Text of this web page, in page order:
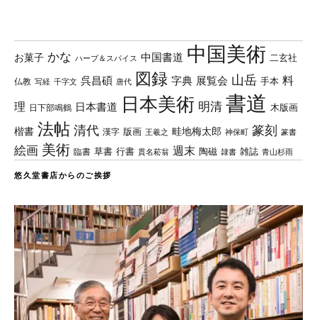
お菓子 かな ハーブ＆スパイス 中国書道 中国美術 二玄社
仏教 写経 千字文 呉昌碩 唐代 図録 字典 展覧会 山岳 手本 料
理 日下部鳴鶴 日本書道 日本美術 明清 書道 木版画
楷書 法帖 清代 漢字 版画 王羲之 畦地梅太郎 神保町 篆刻 篆書
絵画 美術 臨書 草書 行書 貫名菘翁 週末 陶磁 隷書 雑誌 青山杉雨
悠久堂書店からのご挨拶